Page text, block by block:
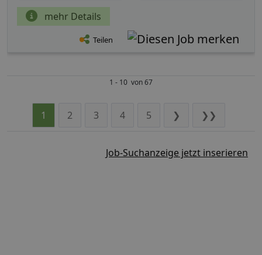
mehr Details
Teilen
1 - 10 von 67
1 2 3 4 5 ❯ ❯❯
Job-Suchanzeige jetzt inserieren